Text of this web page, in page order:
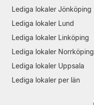
Lediga lokaler Jönköping
Lediga lokaler Lund
Lediga lokaler Linköping
Lediga lokaler Norrköping
Lediga lokaler Uppsala
Lediga lokaler per län